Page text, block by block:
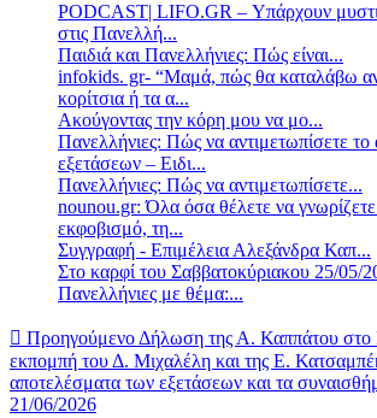
PODCAST| LIFO.GR – Υπάρχουν
στις Πανελλή...
Παιδιά και Πανελλήνιες: Πώς είναι...
infokids. gr- “Μαμά, πώς θα καταλάβω
κορίτσια ή τα α...
Ακούγοντας την κόρη μου να μο...
Πανελλήνιες: Πώς να αντιμετωπίσετε το
εξετάσεων – Ειδι...
Πανελλήνιες: Πώς να αντιμετωπίσετε...
nounou.gr: Όλα όσα θέλετε να γνωρίζετε
εκφοβισμό, τη...
Συγγραφή - Επιμέλεια Αλεξάνδρα Καπ...
Στο καρφί του Σαββατοκύριακου 25/05/
Πανελλήνιες με θέμα:...
Προηγούμενο Δήλωση της Α. Καππάτου στο
εκπομπή του Δ. Μιχαλέλη και της Ε.
αποτελέσματα των εξετάσεων και τα
21/06/2026